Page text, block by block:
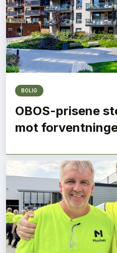
BOLIG
OBOS-prisene
mot